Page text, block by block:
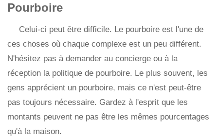
Pourboire
Celui-ci peut être difficile. Le pourboire est l'une de
ces choses où chaque complexe est un peu différent.
N'hésitez pas à demander au concierge ou à la
réception la politique de pourboire. Le plus souvent, les
gens apprécient un pourboire, mais ce n'est peut-être
pas toujours nécessaire. Gardez à l'esprit que les
montants peuvent ne pas être les mêmes pourcentages
qu'à la maison.